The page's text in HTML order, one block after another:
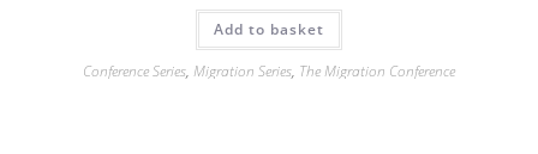
Add to basket
Conference Series, Migration Series, The Migration Conference